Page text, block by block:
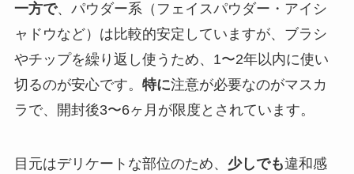
一方で、パウダー系（フェイスパウダー・アイシ
ャドウなど）は比較的安定していますが、ブラシ
やチップを繰り返し使うため、1〜2年以内に使い
切るのが安心です。 特に注意が必要なのがマスカ
ラで、開封後3〜6ヶ月が限度とされています。
目元はデリケートな部位のため、 少しでも違和感